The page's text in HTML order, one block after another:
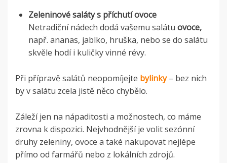
Zeleninové saláty s příchutí ovoce
Netradiční nádech dodá vašemu salátu ovoce,
např. ananas, jablko, hruška, nebo se do salátu
skvěle hodí i kuličky vinné révy.
Při přípravě salátů neopomíjejte bylinky– bez nich
by v salátu zcela jistě něco chybělo.
Záleží jen na nápaditosti a možnostech, co máme
zrovna k dispozici. Nejvhodnější je volit sezónní
druhy zeleniny, ovoce a také nakupovat nejlépe
přímo od farmářů nebo z lokálních zdrojů.